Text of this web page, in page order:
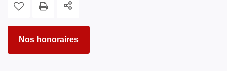
Nos honoraires